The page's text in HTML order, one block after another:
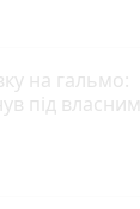
на гальмо:
під власним